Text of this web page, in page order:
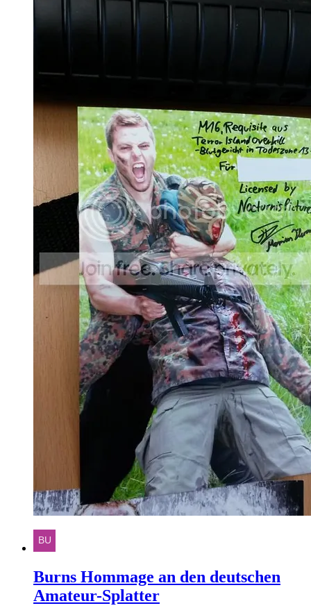
Burns Hommage an den deutschen
Amateur-Splatter